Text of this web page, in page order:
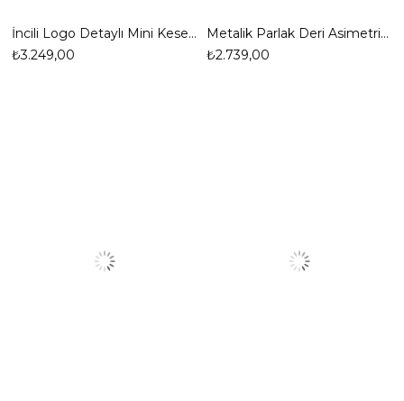
İncili Logo Detaylı Mini Kese Çanta
₺3.249,00
Metalik Parlak Deri Asimetrik Kapaklı Tasarım Abiye Çanta
₺2.739,00